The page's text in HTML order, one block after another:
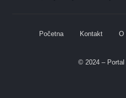
Početna Kontakt O
© 2024 – Portal